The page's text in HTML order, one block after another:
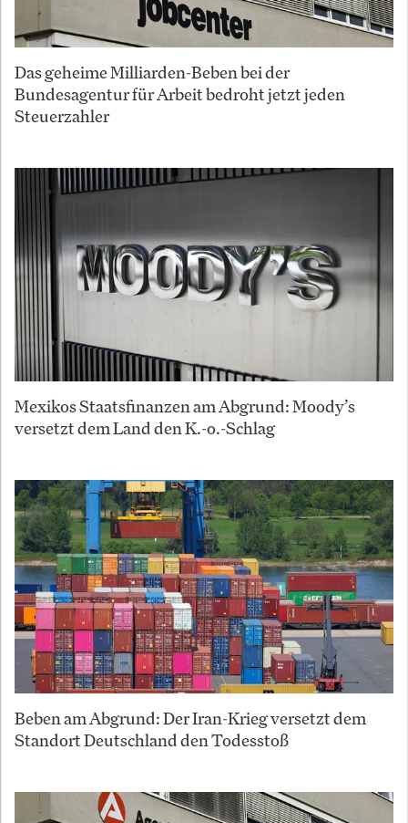
Das geheime Milliarden-Beben bei der
Bundesagentur für Arbeit bedroht jetzt jeden
Steuerzahler
Mexikos Staatsfinanzen am Abgrund: Moody’s
versetzt dem Land den K.-o.-Schlag
Beben am Abgrund: Der Iran-Krieg versetzt dem
Standort Deutschland den Todesstoß